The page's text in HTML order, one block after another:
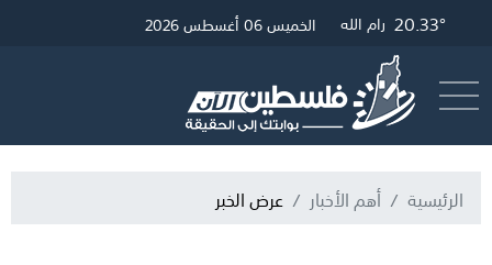
25.16° غزة 20.01° القدس 20.33° رام الله 19.42° الخليل الخميس 06 أغسطس 2026
الرئيسية أهم الأخبار عرض الخبر